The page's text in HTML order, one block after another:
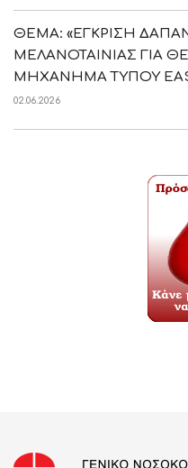
ΘΕΜΑ: «ΕΓΚΡΙΣΗ
ΜΕΛΑΝΟΤΑΙΝΙΑΣ ΓΙΑ
ΜΗΧΑΝΗΜΑ ΤΥΠΟΥ
02.06.2026